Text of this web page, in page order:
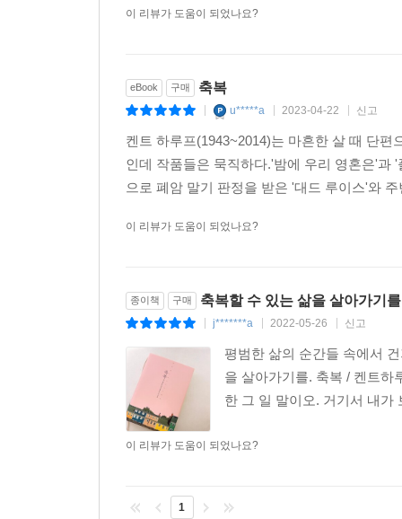
에스콰이어
이상하게도, 그리고 아주 훌륭하게도, 한 남자의
마지막에 관한, 변화와 죽음과 인내에 관한, 그리
하루프의 문장들은 헤밍웨이 초기 작품의 우아함
하루프는 우리가 충분히 주의를 기울이기만 하
『축복』을 읽다보면 하루프가 홀트에 대해 할
없다는 걸 알 수 있다. _뉴욕 타임스
이 리뷰가 도움이 되었나요?
eBook 구매 축복
u*****a 2023-04-22 신고
켄트 하루프(1943~2014)는 마흔한 살 때 단
인데 작품들은 묵직하다.'밤에 우리 영혼은'과
으로 폐암 말기 판정을 받은 '대드 루이스'와
이 리뷰가 도움이 되었나요?
종이책 구매 축복할 수 있는 삶을 살아가기
j*******a 2022-05-26 신고
평범한 삶의 순간들 속에서
을 살아가기를. 축복 / 켄트하
한 그 일 말이오. 거기서 내
이 리뷰가 도움이 되었나요?
1